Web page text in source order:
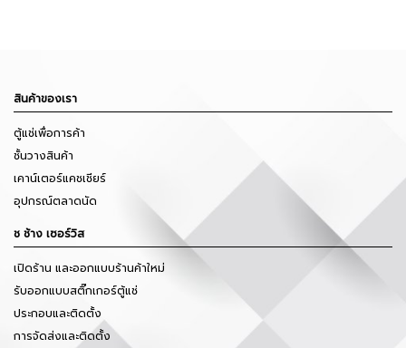
สินค้าของเรา
ตู้แช่เพื่อการค้า
ชั้นวางสินค้า
เคาน์เตอร์แคชเชียร์
อุปกรณ์ตลาดนัด
ช ช้าง เซอร์วิส
เปิดร้าน และออกแบบร้านค้าใหม่
รับออกแบบสติ๊กเกอร์ตู้แช่
ประกอบและติดตั้ง
การจัดส่งและติดตั้ง